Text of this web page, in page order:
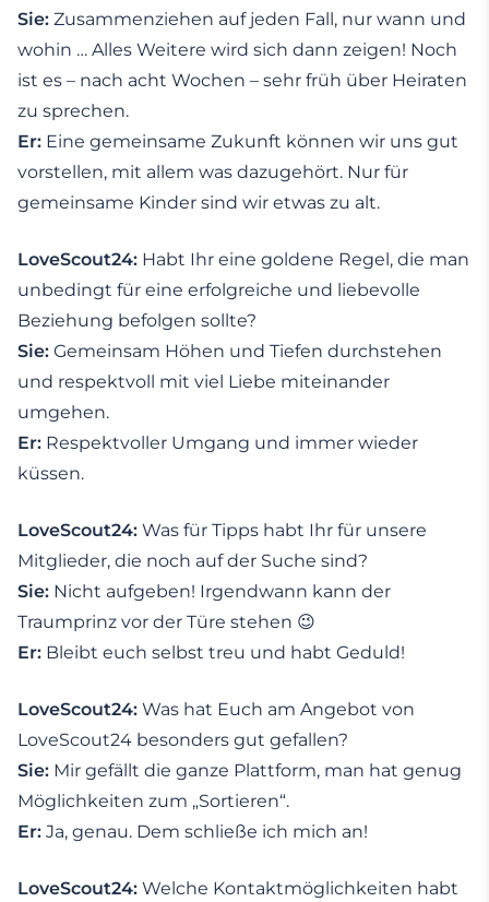
Sie: Zusammenziehen auf jeden Fall, nur wann und
wohin … Alles Weitere wird sich dann zeigen! Noch
ist es – nach acht Wochen – sehr früh über Heiraten
zu sprechen.
Er: Eine gemeinsame Zukunft können wir uns gut
vorstellen, mit allem was dazugehört. Nur für
gemeinsame Kinder sind wir etwas zu alt.
LoveScout24: Habt Ihr eine goldene Regel, die man
unbedingt für eine erfolgreiche und liebevolle
Beziehung befolgen sollte?
Sie: Gemeinsam Höhen und Tiefen durchstehen
und respektvoll mit viel Liebe miteinander
umgehen.
Er: Respektvoller Umgang und immer wieder
küssen.
LoveScout24: Was für Tipps habt Ihr für unsere
Mitglieder, die noch auf der Suche sind?
Sie: Nicht aufgeben! Irgendwann kann der
Traumprinz vor der Türe stehen 😉
Er: Bleibt euch selbst treu und habt Geduld!
LoveScout24: Was hat Euch am Angebot von
LoveScout24 besonders gut gefallen?
Sie: Mir gefällt die ganze Plattform, man hat genug
Möglichkeiten zum „Sortieren“.
Er: Ja, genau. Dem schließe ich mich an!
LoveScout24: Welche Kontaktmöglichkeiten habt